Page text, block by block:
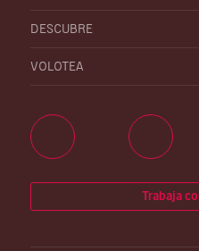
DESCUBRE
VOLOTEA
Trabaja